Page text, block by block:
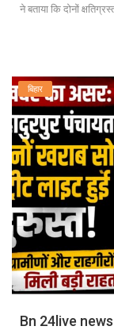
ने बताया कि दोनों
बिहार
Bn 24live news